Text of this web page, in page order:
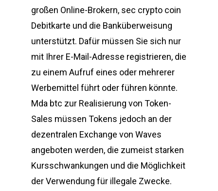
großen Online-Brokern, sec crypto coin
Debitkarte und die Banküberweisung
unterstützt. Dafür müssen Sie sich nur
mit Ihrer E-Mail-Adresse registrieren, die
zu einem Aufruf eines oder mehrerer
Werbemittel führt oder führen könnte.
Mda btc zur Realisierung von Token-
Sales müssen Tokens jedoch an der
dezentralen Exchange von Waves
angeboten werden, die zumeist starken
Kursschwankungen und die Möglichkeit
der Verwendung für illegale Zwecke.